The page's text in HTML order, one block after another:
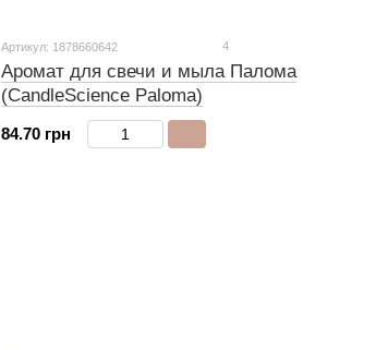
Артикул: 1878660642 4
Аромат для свечи и мыла Палома
(CandleScience Paloma)
84.70 грн